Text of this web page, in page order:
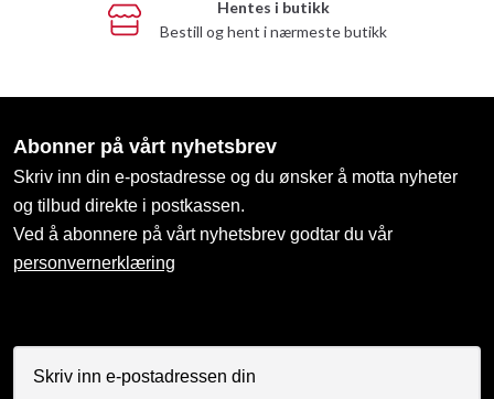
Hentes i butikk
Bestill og hent i nærmeste butikk
Abonner på vårt nyhetsbrev
Skriv inn din e-postadresse og du ønsker å motta nyheter
og tilbud direkte i postkassen.
Ved å abonnere på vårt nyhetsbrev godtar du vår
personvernerklæring